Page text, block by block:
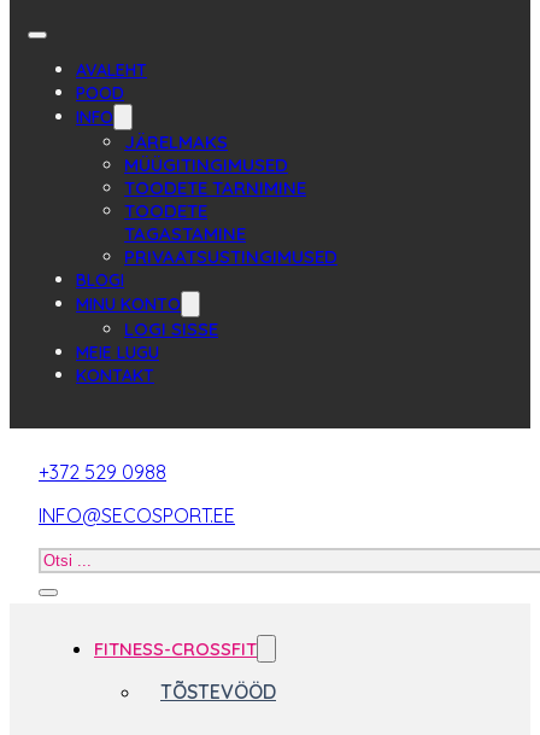
AVALEHT
POOD
INFO
JÄRELMAKS
MÜÜGITINGIMUSED
TOODETE TARNIMINE
TOODETE
TAGASTAMINE
PRIVAATSUSTINGIMUSED
BLOGI
MINU KONTO
LOGI SISSE
MEIE LUGU
KONTAKT
+372 529 0988
INFO@SECOSPORT.EE
Otsi
FITNESS-CROSSFIT
TÕSTEVÖÖD